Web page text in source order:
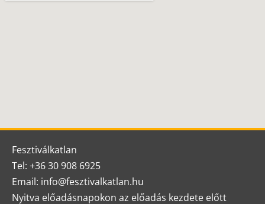
Fesztiválkatlan
Tel: +36 30 908 6925
Email: info@fesztivalkatlan.hu
Nyitva előadásnapokon az előadás kezdete előtt